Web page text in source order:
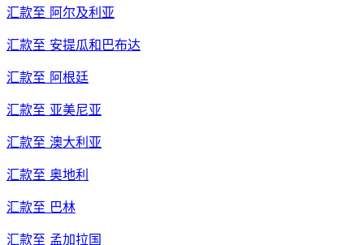
汇款至 阿尔及利亚
汇款至 安提瓜和巴布达
汇款至 阿根廷
汇款至 亚美尼亚
汇款至 澳大利亚
汇款至 奥地利
汇款至 巴林
汇款至 孟加拉国